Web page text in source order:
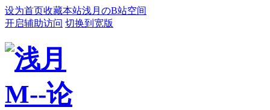
设为首页收藏本站浅月のB站空间
开启辅助访问 切换到宽版